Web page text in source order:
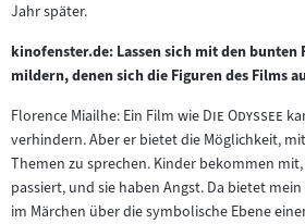
Jahr später.
kinofenster.de: Lassen sich mit den bunten
mildern, denen sich die Figuren des Films
Florence Miailhe: Ein Film wie "Die Odyssee "
verhindern. Aber er bietet die Möglichkeit,
Themen zu sprechen. Kinder bekommen
passiert, und sie haben Angst. Da bietet
im Märchen über die symbolische Ebene